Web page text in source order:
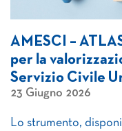
AMESCI –
per la
Servizio Civile
23 Giugno 2026
Lo strumento,